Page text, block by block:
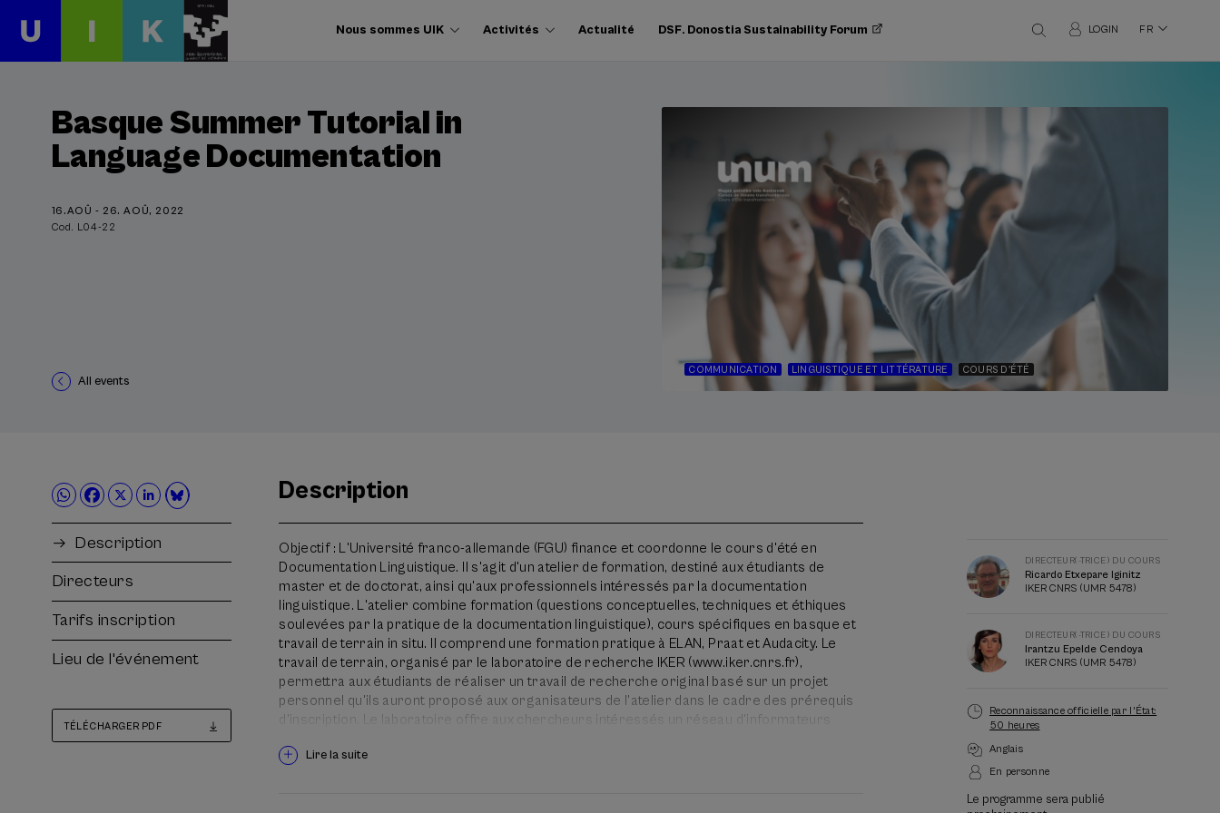
Nous sommes UIK Activités Actualité DSF. Donostia Sustainability Forum LOGIN FR
COMMUNICATION LINGUISTIQUE ET LITTÉRATURE COURS D'ÉTÉ
Basque Summer Tutorial in
Language Documentation
16.AOÛ - 26. AOÛ, 2022
Cod. L04-22
All events
Description
Directeurs
Tarifs inscription
Lieu de l'événement
TÉLÉCHARGER PDF
Description
Objectif : L'Université franco-allemande (FGU) finance et coordonne le cours d'été en
Documentation Linguistique. Il s'agit d'un atelier de formation, destiné aux étudiants de
master et de doctorat, ainsi qu'aux professionnels intéressés par la documentation
linguistique. L'atelier combine formation (questions conceptuelles, techniques et éthiques
soulevées par la pratique de la documentation linguistique), cours spécifiques en basque et
travail de terrain in situ. Il comprend une formation pratique à ELAN, Praat et Audacity. Le
travail de terrain, organisé par le laboratoire de recherche IKER (www.iker.cnrs.fr),
permettra aux étudiants de réaliser un travail de recherche original basé sur un projet
personnel qu'ils auront proposé aux organisateurs de l'atelier dans le cadre des prérequis
d'inscription. Le laboratoire offre aux chercheurs intéressés un réseau d'informateurs
Lire la suite
du
cours
DIRECTEUR(-TRICE) DU COURS
Ricardo Etxepare Iginitz
IKER CNRS (UMR 5478)
DIRECTEUR(-TRICE) DU COURS
Irantzu Epelde Cendoya
IKER CNRS (UMR 5478)
Reconnaissance officielle par l'État:
50 heures
Anglais
En personne
Le programme sera publié